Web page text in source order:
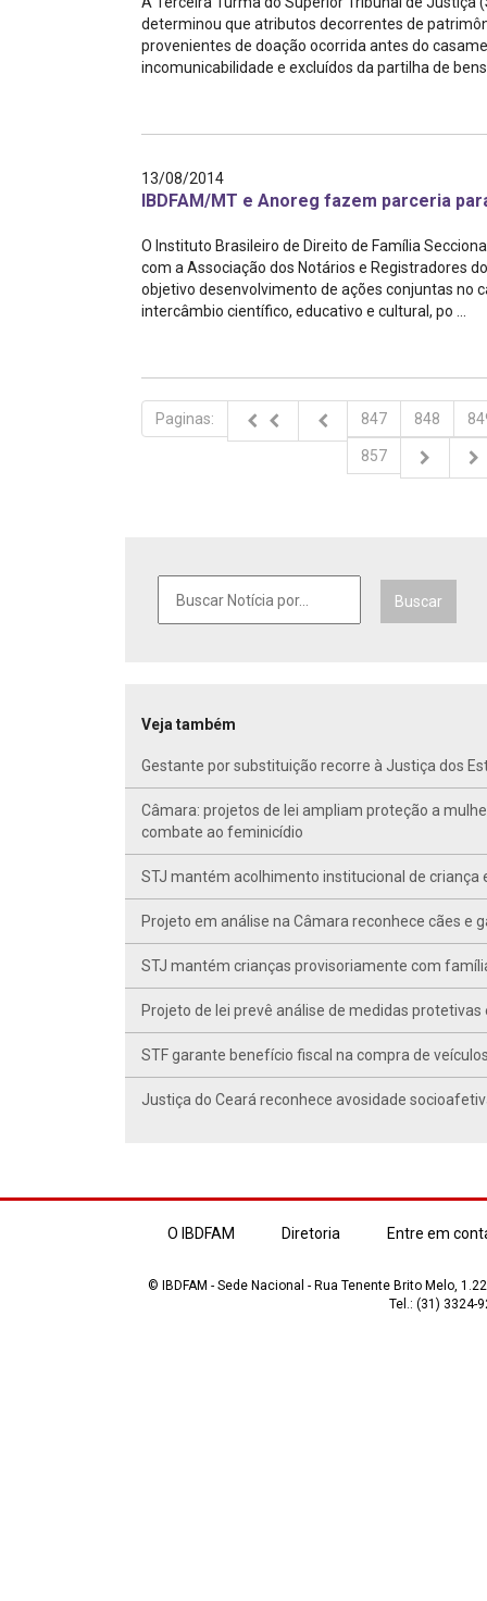
determinou que atributos decorrentes de
provenientes de doação ocorrida antes do
incomunicabilidade e excluídos da partilha de
13/08/2014
IBDFAM/MT e Anoreg fazem parceria
O Instituto Brasileiro de Direito de Família
com a Associação dos Notários e Registradores
objetivo desenvolvimento de ações conjuntas no
intercâmbio científico, educativo e cultural, po ...
Paginas: 847 848
857
Buscar
Veja também
Gestante por substituição recorre à Justiça dos
Câmara: projetos de lei ampliam proteção a
combate ao feminicídio
STJ mantém acolhimento institucional de criança
Projeto em análise na Câmara reconhece cães e
STJ mantém crianças provisoriamente com
Projeto de lei prevê análise de medidas
STF garante benefício fiscal na compra de
Justiça do Ceará reconhece avosidade
O IBDFAM Diretoria Entre em
© IBDFAM - Sede Nacional - Rua Tenente Brito Melo,
Tel.: (31) 3324-